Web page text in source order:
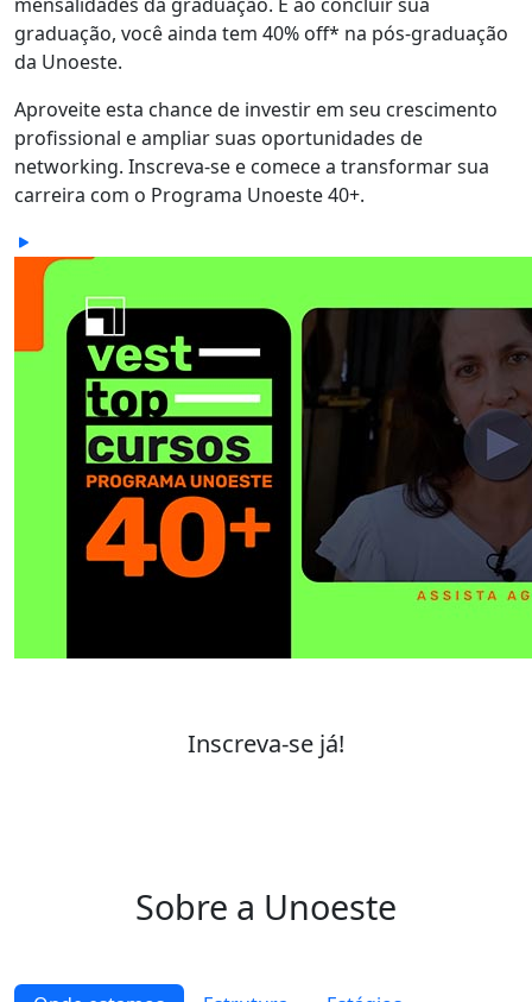
graduação, você ainda tem 40% off* na pós-graduação
da Unoeste.
Aproveite esta chance de investir em seu crescimento
profissional e ampliar suas oportunidades de
networking. Inscreva-se e comece a transformar sua
carreira com o Programa Unoeste 40+.
Inscreva-se já!
Sobre a Unoeste